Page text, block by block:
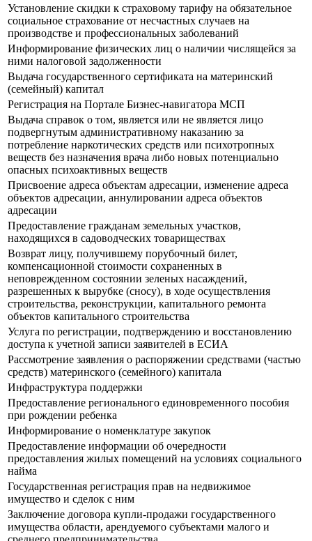
Установление скидки к страховому тарифу на обязательное
социальное страхование от несчастных случаев на
производстве и профессиональных заболеваний
Информирование физических лиц о наличии числящейся за
ними налоговой задолженности
Выдача государственного сертификата на материнский
(семейный) капитал
Регистрация на Портале Бизнес-навигатора МСП
Выдача справок о том, является или не является лицо
подвергнутым административному наказанию за
потребление наркотических средств или психотропных
веществ без назначения врача либо новых потенциально
опасных психоактивных веществ
Присвоение адреса объектам адресации, изменение адреса
объектов адресации, аннулировании адреса объектов
адресации
Предоставление гражданам земельных участков,
находящихся в садоводческих товариществах
Возврат лицу, получившему порубочный билет,
компенсационной стоимости сохраненных в
неповрежденном состоянии зеленых насаждений,
разрешенных к вырубке (сносу), в ходе осуществления
строительства, реконструкции, капитального ремонта
объектов капитального строительства
Услуга по регистрации, подтверждению и восстановлению
доступа к учетной записи заявителей в ЕСИА
Рассмотрение заявления о распоряжении средствами (частью
средств) материнского (семейного) капитала
Инфраструктура поддержки
Предоставление регионального единовременного пособия
при рождении ребенка
Информирование о номенклатуре закупок
Предоставление информации об очередности
предоставления жилых помещений на условиях социального
найма
Государственная регистрация прав на недвижимое
имущество и сделок с ним
Заключение договора купли-продажи государственного
имущества области, арендуемого субъектами малого и